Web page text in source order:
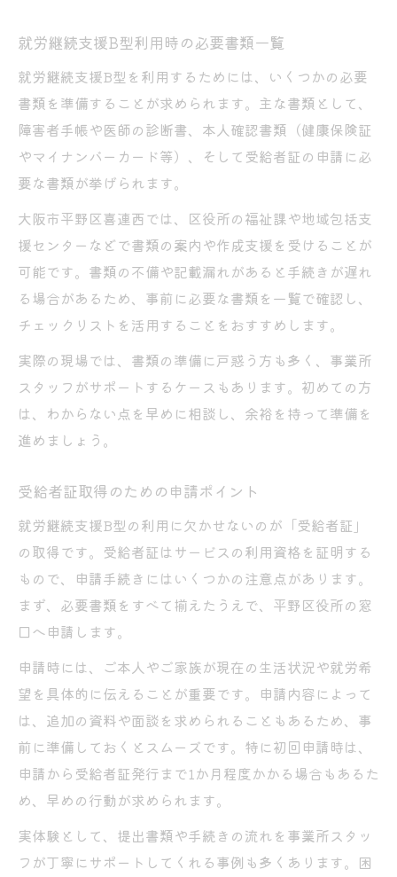
就労継続支援B型利用時の必要書類一覧
就労継続支援B型を利用するためには、いくつかの必要
書類を準備することが求められます。主な書類として、
障害者手帳や医師の診断書、本人確認書類（健康保険証
やマイナンバーカード等）、そして受給者証の申請に必
要な書類が挙げられます。
大阪市平野区喜連西では、区役所の福祉課や地域包括支
援センターなどで書類の案内や作成支援を受けることが
可能です。書類の不備や記載漏れがあると手続きが遅れ
る場合があるため、事前に必要な書類を一覧で確認し、
チェックリストを活用することをおすすめします。
実際の現場では、書類の準備に戸惑う方も多く、事業所
スタッフがサポートするケースもあります。初めての方
は、わからない点を早めに相談し、余裕を持って準備を
進めましょう。
受給者証取得のための申請ポイント
就労継続支援B型の利用に欠かせないのが「受給者証」
の取得です。受給者証はサービスの利用資格を証明する
もので、申請手続きにはいくつかの注意点があります。
まず、必要書類をすべて揃えたうえで、平野区役所の窓
口へ申請します。
申請時には、ご本人やご家族が現在の生活状況や就労希
望を具体的に伝えることが重要です。申請内容によって
は、追加の資料や面談を求められることもあるため、事
前に準備しておくとスムーズです。特に初回申請時は、
申請から受給者証発行まで1か月程度かかる場合もあるた
め、早めの行動が求められます。
実体験として、提出書類や手続きの流れを事業所スタッ
フが丁寧にサポートしてくれる事例も多くあります。困